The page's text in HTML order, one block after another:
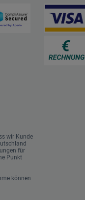
wir Kunde
für
Punkt
können